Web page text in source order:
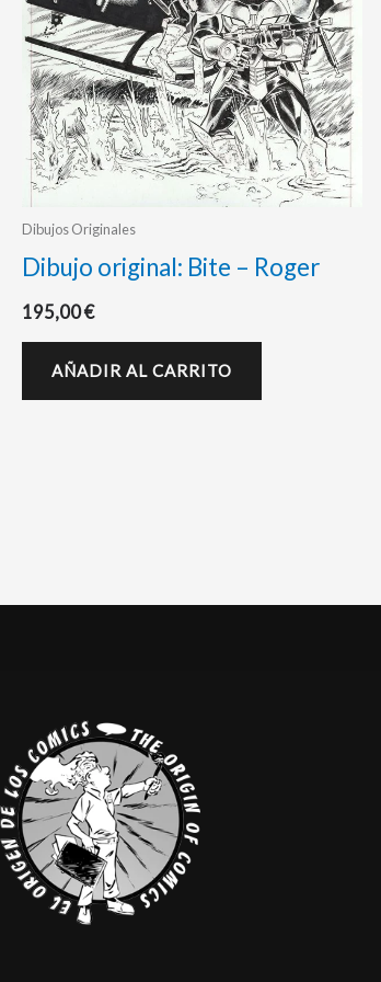
Dibujos Originales
Dibujo original: Bite – Roger
195,00€
AÑADIR AL CARRITO